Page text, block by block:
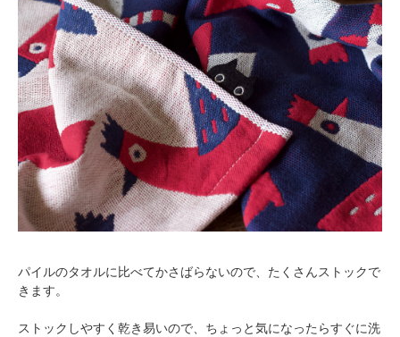
パイルのタオルに比べてかさばらないので、たくさんストックで
きます。
ストックしやすく乾き易いので、ちょっと気になったらすぐに洗